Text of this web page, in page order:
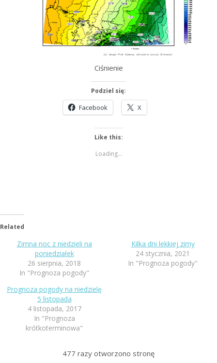
Ciśnienie
Podziel się:
Facebook X
Like this:
Loading...
Related
Zimna noc z niedzieli na
poniedziałek
26 sierpnia, 2018
In "Prognoza pogody"
Kilka dni lekkiej zimy
24 stycznia, 2021
In "Prognoza pogody"
Prognoza pogody na niedzielę
5 listopada
4 listopada, 2017
In "Prognoza
krótkoterminowa"
477 razy otworzono stronę